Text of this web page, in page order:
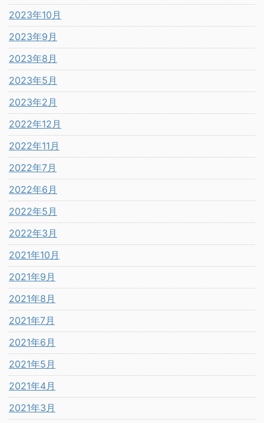
2023年10月
2023年9月
2023年8月
2023年5月
2023年2月
2022年12月
2022年11月
2022年7月
2022年6月
2022年5月
2022年3月
2021年10月
2021年9月
2021年8月
2021年7月
2021年6月
2021年5月
2021年4月
2021年3月